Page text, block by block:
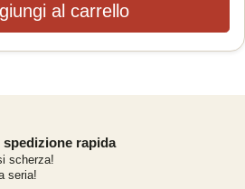
al carrello
spedizione rapida
scherza!
seria!